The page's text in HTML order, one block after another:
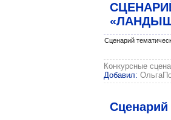
Сценарий
Конкурсные
Добавил:
Сценарий